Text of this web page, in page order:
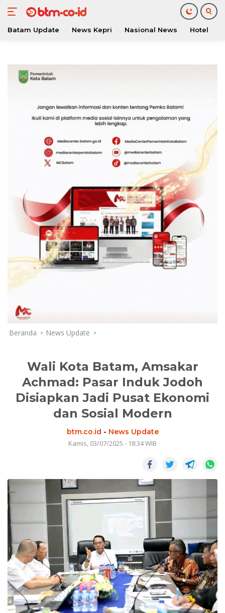
konten
Batam Update News Kepri Nasional News Hotel
Beranda News Update
Wali Kota Batam, Amsakar
Achmad: Pasar Induk Jodoh
Disiapkan Jadi Pusat Ekonomi
dan Sosial Modern
btm.co.id - News Update
Kamis, 03/07/2025 - 18:34 WIB